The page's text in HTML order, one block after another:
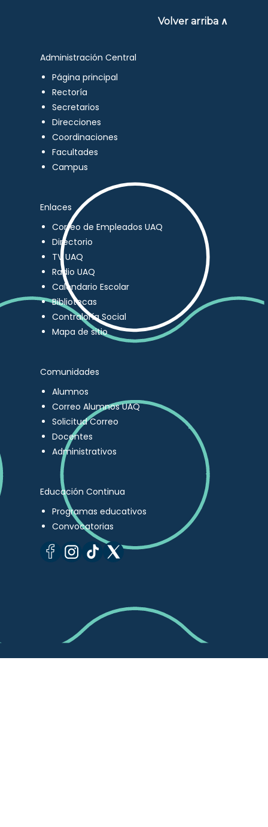
Volver arriba ∧
Administración Central
Página principal
Rectoría
Secretarios
Direcciones
Coordinaciones
Facultades
Campus
Enlaces
Correo de Empleados UAQ
Directorio
TV UAQ
Radio UAQ
Calendario Escolar
Bibliotecas
Contraloría Social
Mapa de sitio
Comunidades
Alumnos
Correo Alumnos UAQ
Solicitud Correo
Docentes
Administrativos
Educación Continua
Programas educativos
Convocatorias